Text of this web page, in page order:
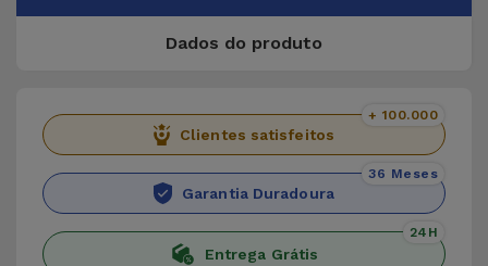
Dados do produto
Clientes satisfeitos
+ 100.000
Garantia Duradoura
36 Meses
Entrega Grátis
24H